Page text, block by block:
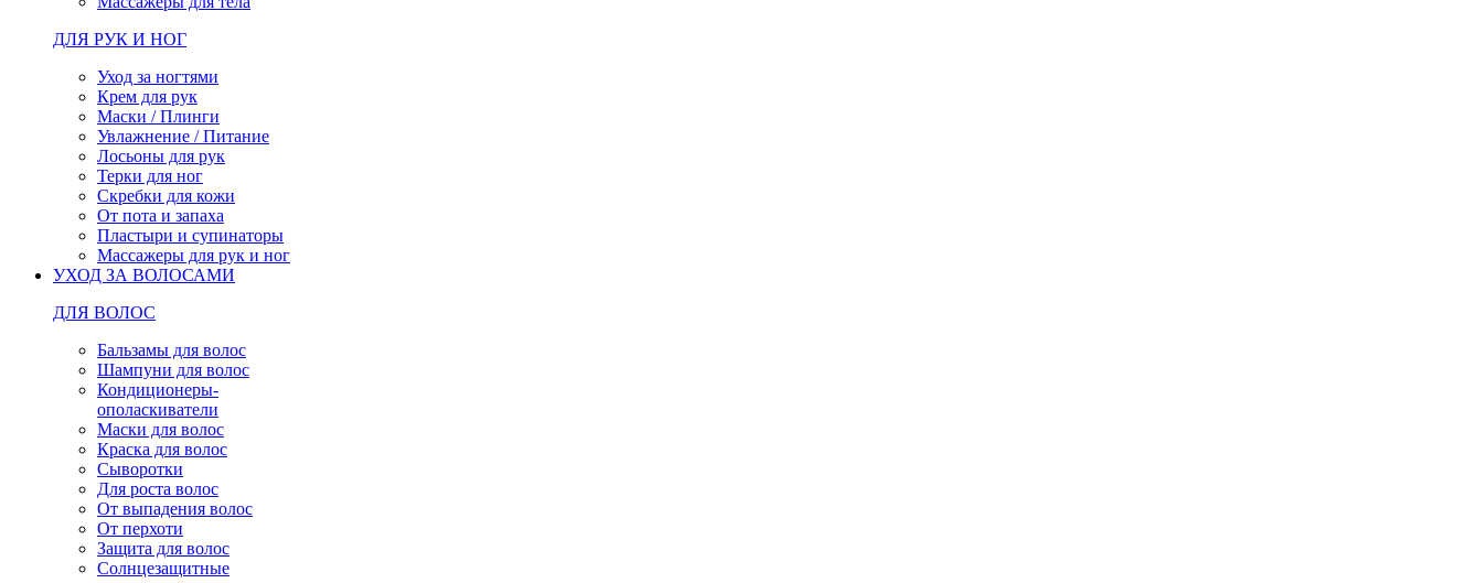
ДЛЯ РУК И НОГ
Уход за ногтями
Крем для рук
Маски / Плинги
Увлажнение / Питание
Лосьоны для рук
Терки для ног
Скребки для кожи
От пота и запаха
Пластыри и супинаторы
Массажеры для рук и ног
УХОД ЗА ВОЛОСАМИ
ДЛЯ ВОЛОС
Бальзамы для волос
Шампуни для волос
Кондиционеры-
ополаскиватели
Маски для волос
Краска для волос
Сыворотки
Для роста волос
От выпадения волос
От перхоти
Защита для волос
Солнцезащитные